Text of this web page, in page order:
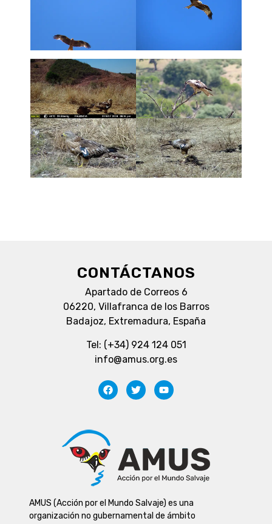
AMUS (Acción por el Mundo Salvaje) es una
organización no gubernamental de ámbito
CONTÁCTANOS
Apartado de Correos 6
06220, Villafranca de los Barros
Badajoz, Extremadura, España
Tel: (+34) 924 124 051
info@amus.org.es